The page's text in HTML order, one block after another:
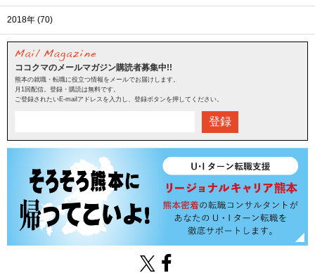
2018年 (70)
ココクマのメールマガジン購読者募集中!!
熊本の就職・転職に役立つ情報をメールでお届けします。
月1回配信。登録・購読は無料です。
ご登録されたいE-mailアドレスを入力し、登録ボタンを押してください。
登録